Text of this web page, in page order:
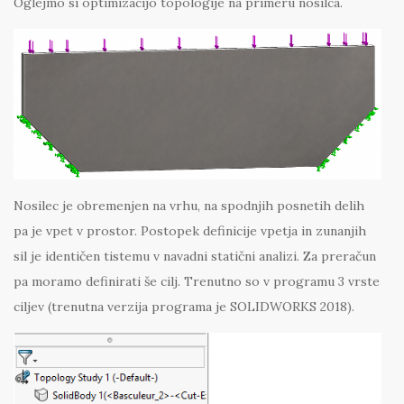
Nosilec je obremenjen na vrhu, na spodnjih posnetih delih
pa je vpet v prostor. Postopek definicije vpetja in zunanjih
sil je identičen tistemu v navadni statični analizi. Za preračun
pa moramo definirati še cilj. Trenutno so v programu 3 vrste
ciljev (trenutna verzija programa je SOLIDWORKS 2018).